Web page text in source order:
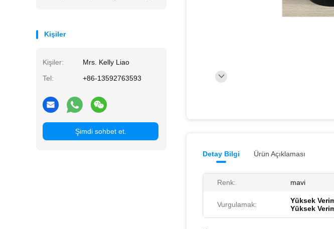
Kişiler
Kişiler:
Mrs. Kelly Liao
Tel:
+86-13592763593
Şimdi sohbet et.
Detay Bilgi Ürün Açıklaması
Renk: mavi
Vurgulamak: Yüksek
Yüksek